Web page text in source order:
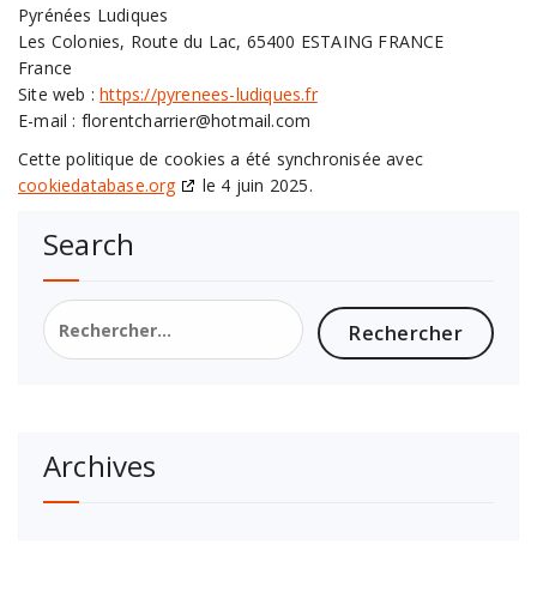
Pyrénées Ludiques
Les Colonies, Route du Lac, 65400 ESTAING FRANCE
France
Site web :https://pyrenees-ludiques.fr
E-mail : florentcharrier@hotmail.com
Cette politique de cookies a été synchronisée avec
cookiedatabase.org
le 4 juin 2025.
Search
Archives